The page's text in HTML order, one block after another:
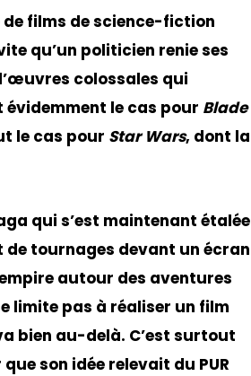
films de science-fiction
qu’un politicien renie ses
colossales qui
le cas pour Blade
le cas pour Star Wars, dont la
qui s’est maintenant étalée
de tournages devant un écran
autour des aventures
limite pas à réaliser un film
bien au-delà. C’est surtout
son idée relevait du PUR